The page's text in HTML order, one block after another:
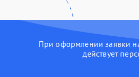
При оформлении заявки
действует